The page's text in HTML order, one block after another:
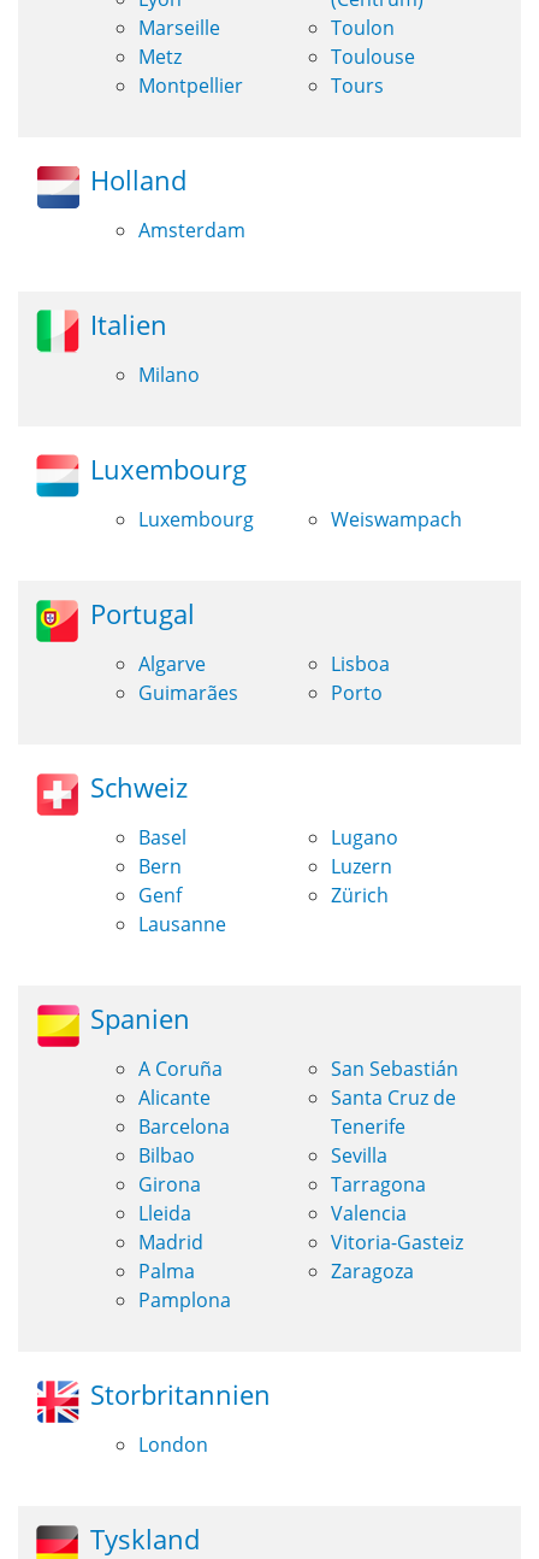
Marseille
Metz
Montpellier
Toulon
Toulouse
Tours
Holland
Amsterdam
Italien
Milano
Luxembourg
Luxembourg Weiswampach
Portugal
Algarve
Guimarães
Lisboa
Porto
Schweiz
Basel
Bern
Genf
Lausanne
Lugano
Luzern
Zürich
Spanien
A Coruña
Alicante
Barcelona
Bilbao
Girona
Lleida
Madrid
Palma
Pamplona
San Sebastián
Santa Cruz de
Tenerife
Sevilla
Tarragona
Valencia
Vitoria-Gasteiz
Zaragoza
Storbritannien
London
Tyskland